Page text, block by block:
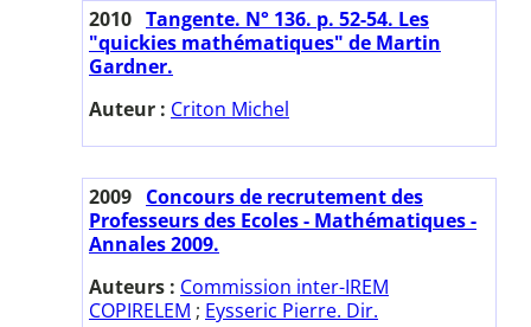
2010 Tangente. N° 136. p. 52-54. Les
"quickies mathématiques" de Martin
Gardner.
Auteur : Criton Michel
2009 Concours de recrutement des
Professeurs des Ecoles - Mathématiques -
Annales 2009.
Auteurs : Commission inter-IREM
COPIRELEM ; Eysseric Pierre. Dir.